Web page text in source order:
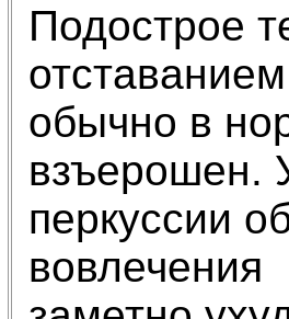
Подострое
обычно в
взъерошен.
перкуссии